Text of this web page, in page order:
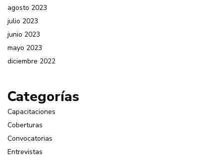
agosto 2023
julio 2023
junio 2023
mayo 2023
diciembre 2022
Categorías
Capacitaciones
Coberturas
Convocatorias
Entrevistas